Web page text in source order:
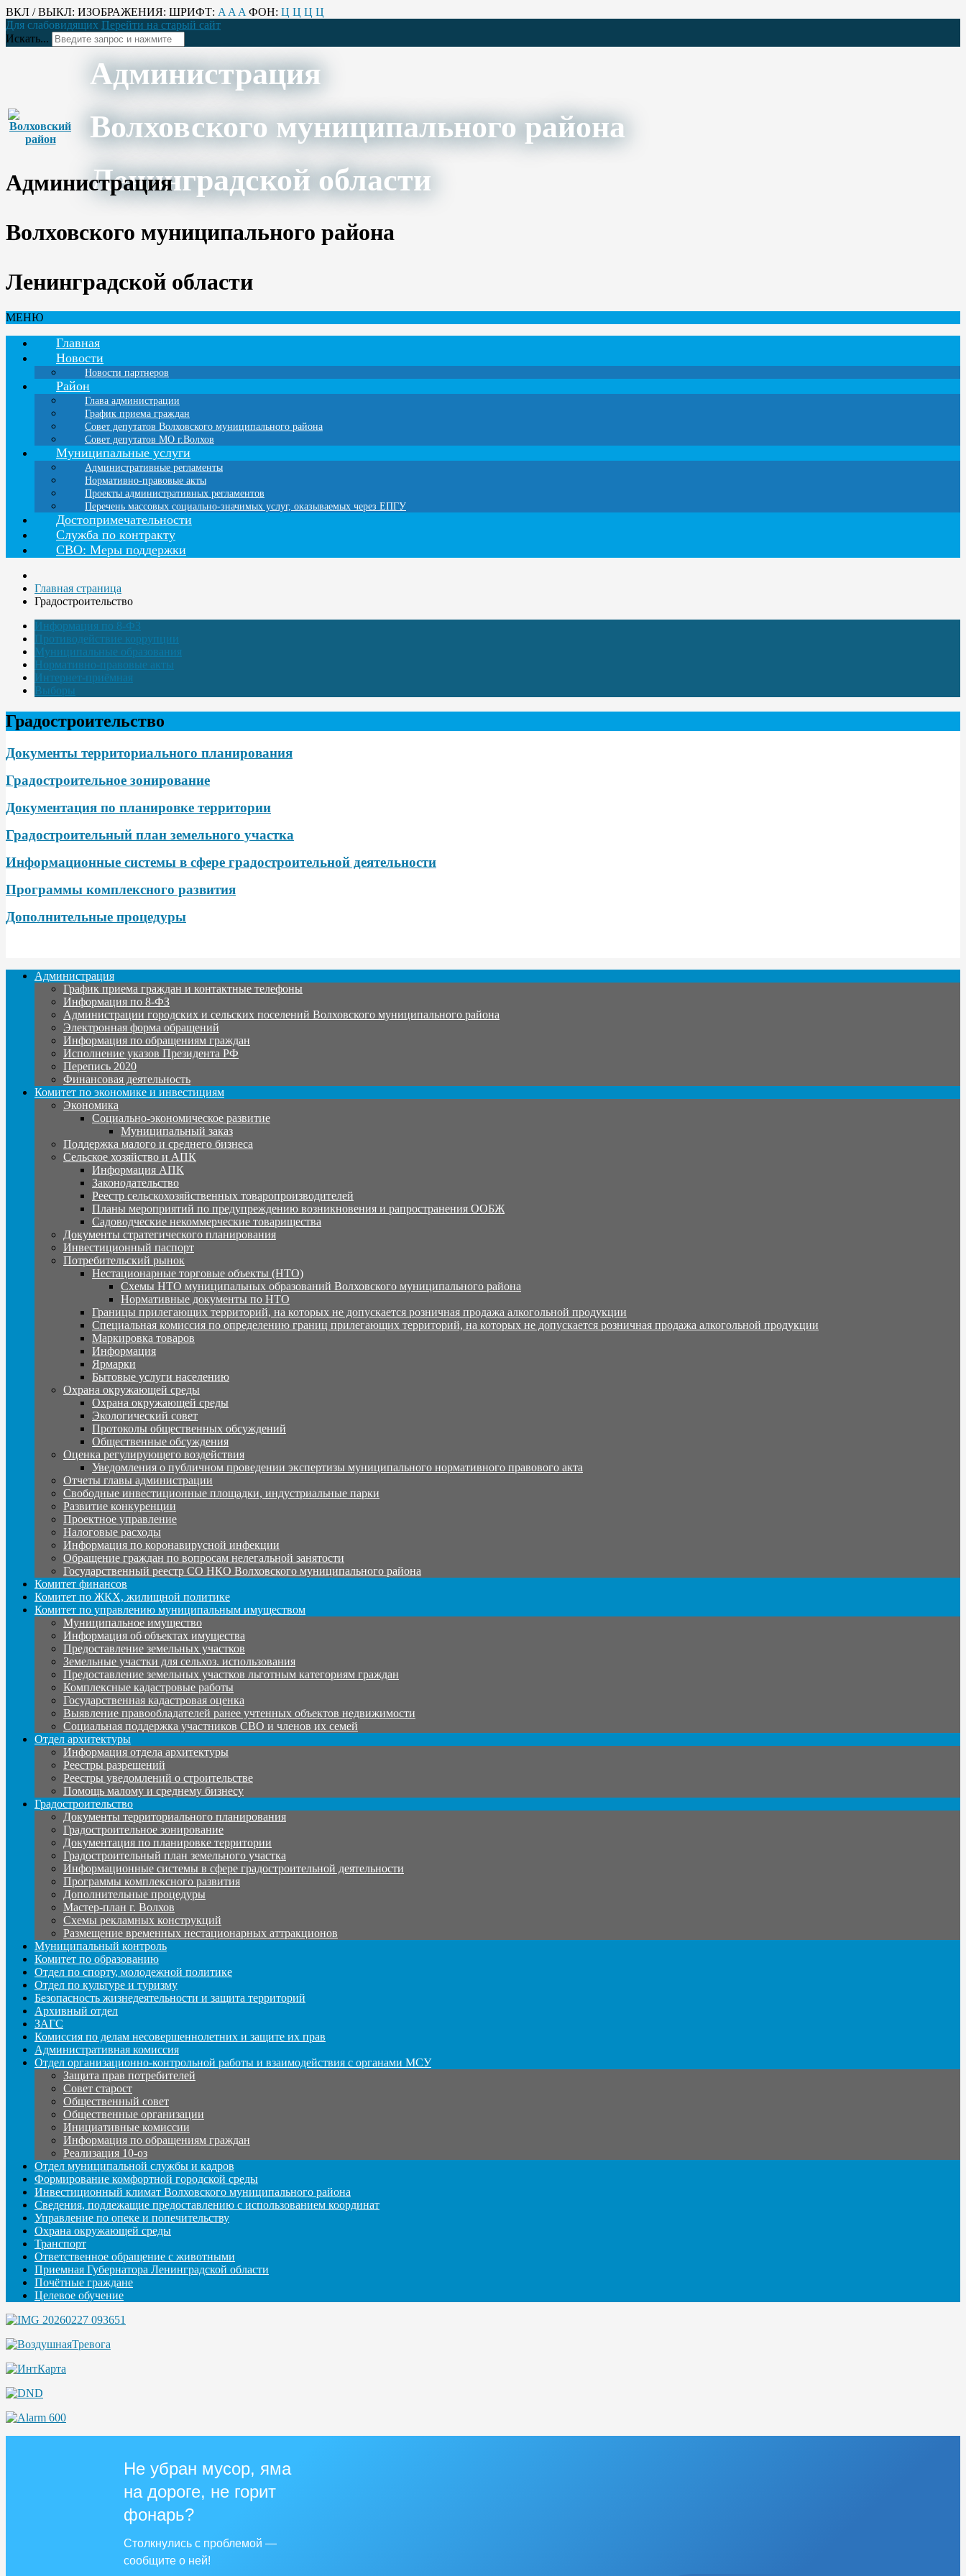
ВКЛ / ВЫКЛ: ИЗОБРАЖЕНИЯ: ШРИФТ: A A A ФОН: Ц Ц Ц Ц
Для слабовидящих Перейти на старый сайт
Искать...
Администрация
Волховского муниципального района
Ленинградской области
Администрация
Волховского муниципального района
Ленинградской области
МЕНЮ
Главная
Новости
Новости партнеров
Район
Глава администрации
График приема граждан
Совет депутатов Волховского муниципального района
Совет депутатов МО г.Волхов
Муниципальные услуги
Административные регламенты
Нормативно-правовые акты
Проекты административных регламентов
Перечень массовых социально-значимых услуг, оказываемых через ЕПГУ
Достопримечательности
Служба по контракту
СВО: Меры поддержки
Главная страница
Градостроительство
Информация по 8-ФЗ
Противодействие коррупции
Муниципальные образования
Нормативно-правовые акты
Интернет-приёмная
Выборы
Градостроительство
Документы территориального планирования
Градостроительное зонирование
Документация по планировке территории
Градостроительный план земельного участка
Информационные системы в сфере градостроительной деятельности
Программы комплексного развития
Дополнительные процедуры
Администрация
График приема граждан и контактные телефоны
Информация по 8-ФЗ
Администрации городских и сельских поселений Волховского муниципального района
Электронная форма обращений
Информация по обращениям граждан
Исполнение указов Президента РФ
Перепись 2020
Финансовая деятельность
Комитет по экономике и инвестициям
Экономика
Социально-экономическое развитие
Муниципальный заказ
Поддержка малого и среднего бизнеса
Сельское хозяйство и АПК
Информация АПК
Законодательство
Реестр сельскохозяйственных товаропроизводителей
Планы мероприятий по предупреждению возникновения и рапространения ООБЖ
Садоводческие некоммерческие товарищества
Документы стратегического планирования
Инвестиционный паспорт
Потребительский рынок
Нестационарные торговые объекты (НТО)
Схемы НТО муниципальных образований Волховского муниципального района
Нормативные документы по НТО
Границы прилегающих территорий, на которых не допускается розничная продажа алкогольной продукции
Специальная комиссия по определению границ прилегающих территорий, на которых не допускается розничная продажа алкогольной продукции
Маркировка товаров
Информация
Ярмарки
Бытовые услуги населению
Охрана окружающей среды
Охрана окружающей среды
Экологический совет
Протоколы общественных обсуждений
Общественные обсуждения
Оценка регулирующего воздействия
Уведомления о публичном проведении экспертизы муниципального нормативного правового акта
Отчеты главы администрации
Свободные инвестиционные площадки, индустриальные парки
Развитие конкуренции
Проектное управление
Налоговые расходы
Информация по коронавирусной инфекции
Обращение граждан по вопросам нелегальной занятости
Государственный реестр СО НКО Волховского муниципального района
Комитет финансов
Комитет по ЖКХ, жилищной политике
Комитет по управлению муниципальным имуществом
Муниципальное имущество
Информация об объектах имущества
Предоставление земельных участков
Земельные участки для сельхоз. использования
Предоставление земельных участков льготным категориям граждан
Комплексные кадастровые работы
Государственная кадастровая оценка
Выявление правообладателей ранее учтенных объектов недвижимости
Социальная поддержка участников СВО и членов их семей
Отдел архитектуры
Информация отдела архитектуры
Реестры разрешений
Реестры уведомлений о строительстве
Помощь малому и среднему бизнесу
Градостроительство
Документы территориального планирования
Градостроительное зонирование
Документация по планировке территории
Градостроительный план земельного участка
Информационные системы в сфере градостроительной деятельности
Программы комплексного развития
Дополнительные процедуры
Мастер-план г. Волхов
Схемы рекламных конструкций
Размещение временных нестационарных аттракционов
Муниципальный контроль
Комитет по образованию
Отдел по спорту, молодежной политике
Отдел по культуре и туризму
Безопасность жизнедеятельности и защита территорий
Архивный отдел
ЗАГС
Комиссия по делам несовершеннолетних и защите их прав
Административная комиссия
Отдел организационно-контрольной работы и взаимодействия с органами МСУ
Защита прав потребителей
Совет старост
Общественный совет
Общественные организации
Инициативные комиссии
Информация по обращениям граждан
Реализация 10-оз
Отдел муниципальной службы и кадров
Формирование комфортной городской среды
Инвестиционный климат Волховского муниципального района
Сведения, подлежащие предоставлению с использованием координат
Управление по опеке и попечительству
Охрана окружающей среды
Транспорт
Ответственное обращение с животными
Приемная Губернатора Ленинградской области
Почётные граждане
Целевое обучение
Не убран мусор, яма
на дороге, не горит
фонарь?
Столкнулись с проблемой —
сообщите о ней!